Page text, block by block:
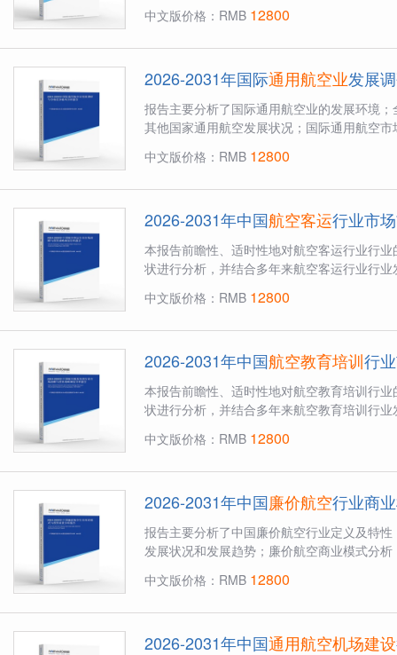
中文版价格：RMB 12800
2026-2031年国际通用航空业发展
报告主要分析了国际通用航空业的发展环境
其他国家通用航空发展状况；国际通用航空
中文版价格：RMB 12800
2026-2031年中国航空客运行业市
本报告前瞻性、适时性地对航空客运行业行
状进行分析，并结合多年来航空客运行业行
中文版价格：RMB 12800
2026-2031年中国航空教育培训行
本报告前瞻性、适时性地对航空教育培训行
状进行分析，并结合多年来航空教育培训行
中文版价格：RMB 12800
2026-2031年中国廉价航空行业商
报告主要分析了中国廉价航空行业定义及特
发展状况和发展趋势；廉价航空商业模式分
中文版价格：RMB 12800
2026-2031年中国通用航空机场建设